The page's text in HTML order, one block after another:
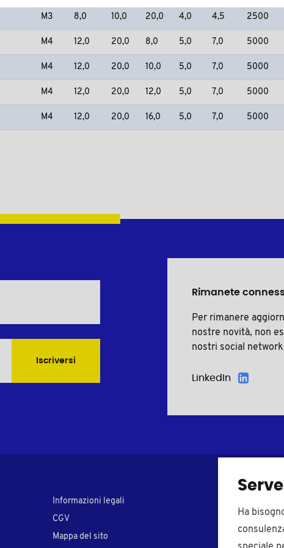
M3 8,0 10,0 20,0 4,0 4,5 2500
M4 12,0 20,0 8,0 5,0 7,0 5000
M4 12,0 20,0 10,0 5,0 7,0 5000
M4 12,0 20,0 12,0 5,0 7,0 5000
M4 12,0 20,0 16,0 5,0 7,0 5000
Ha
Iscriversi
Rimanete
Per rimanere
nostre novità, non
nostri social
LinkedIn
Informazioni legali
CGV
Mappa del sito
Rondelle in
Boccole in